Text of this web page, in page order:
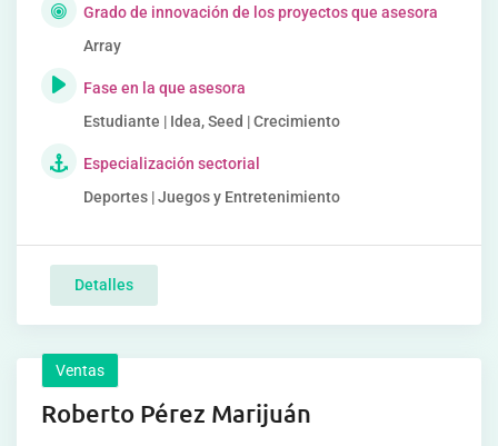
Grado de innovación de los proyectos que asesora
Array
Fase en la que asesora
Estudiante | Idea, Seed | Crecimiento
Especialización sectorial
Deportes | Juegos y Entretenimiento
Detalles
Ventas
Roberto Pérez Marijuán